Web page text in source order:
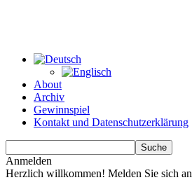
About
Archiv
Gewinnspiel
Kontakt und Datenschutzerklärung
Anmelden
Herzlich willkommen! Melden Sie sich an